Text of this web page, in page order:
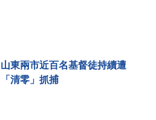
山東兩市近百名基督徒持續遭
「清零」抓捕